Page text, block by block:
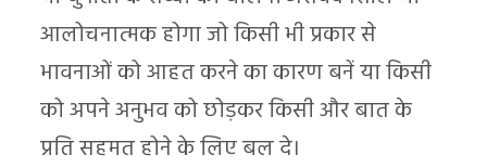
आलोचनात्मक होगा जो किसी भी प्रकार से
भावनाओं को आहत करने का कारण बनें या किसी
को अपने अनुभव को छोड़कर किसी और बात के
प्रति सहमत होने के लिए बल दे।